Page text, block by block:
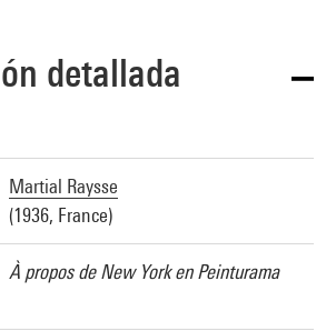
detallada
Martial Raysse
(1936, France)
À propos de New York en Peinturama